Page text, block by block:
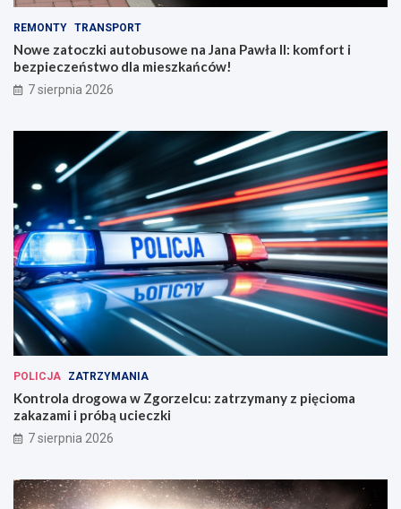
REMONTY TRANSPORT
Nowe zatoczki autobusowe na Jana Pawła II: komfort i
bezpieczeństwo dla mieszkańców!
7 sierpnia 2026
POLICJA ZATRZYMANIA
Kontrola drogowa w Zgorzelcu: zatrzymany z pięcioma
zakazami i próbą ucieczki
7 sierpnia 2026